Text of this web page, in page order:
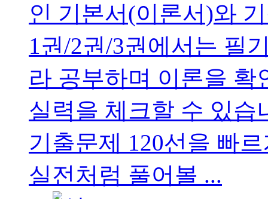
인 기본서(이론서)와
1권/2권/3권에서는 필
라 공부하며 이론을
실력을 체크할 수 있습
기출문제 120선을 빠
실전처럼 풀어볼 ...